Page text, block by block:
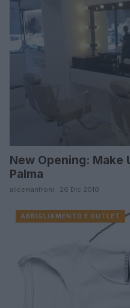
New Opening: Make
Palma
alicemanfroni · 26 Dic 2010
ABBIGLIAMENTO E OUTLET